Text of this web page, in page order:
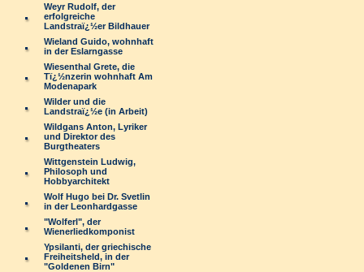
Weyr Rudolf, der
erfolgreiche
Landstraï¿½er Bildhauer
Wieland Guido, wohnhaft
in der Eslarngasse
Wiesenthal Grete, die
Tï¿½nzerin wohnhaft Am
Modenapark
Wilder und die
Landstraï¿½e (in Arbeit)
Wildgans Anton, Lyriker
und Direktor des
Burgtheaters
Wittgenstein Ludwig,
Philosoph und
Hobbyarchitekt
Wolf Hugo bei Dr. Svetlin
in der Leonhardgasse
"Wolferl", der
Wienerliedkomponist
Ypsilanti, der griechische
Freiheitsheld, in der
"Goldenen Birn"